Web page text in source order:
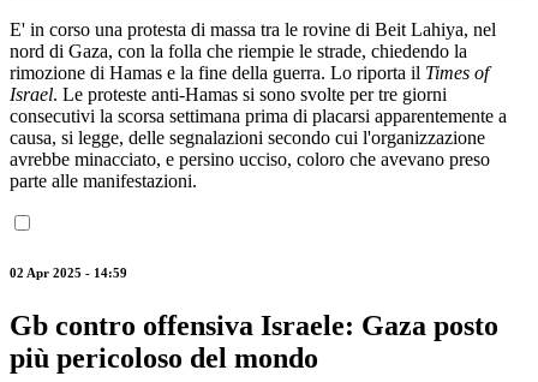
E' in corso una protesta di massa tra le rovine di Beit Lahiya, nel
nord di Gaza, con la folla che riempie le strade, chiedendo la
rimozione di Hamas e la fine della guerra. Lo riporta il Times of
Israel. Le proteste anti-Hamas si sono svolte per tre giorni
consecutivi la scorsa settimana prima di placarsi apparentemente a
causa, si legge, delle segnalazioni secondo cui l'organizzazione
avrebbe minacciato, e persino ucciso, coloro che avevano preso
parte alle manifestazioni.
02 Apr 2025 - 14:59
Gb contro offensiva Israele: Gaza posto
più pericoloso del mondo